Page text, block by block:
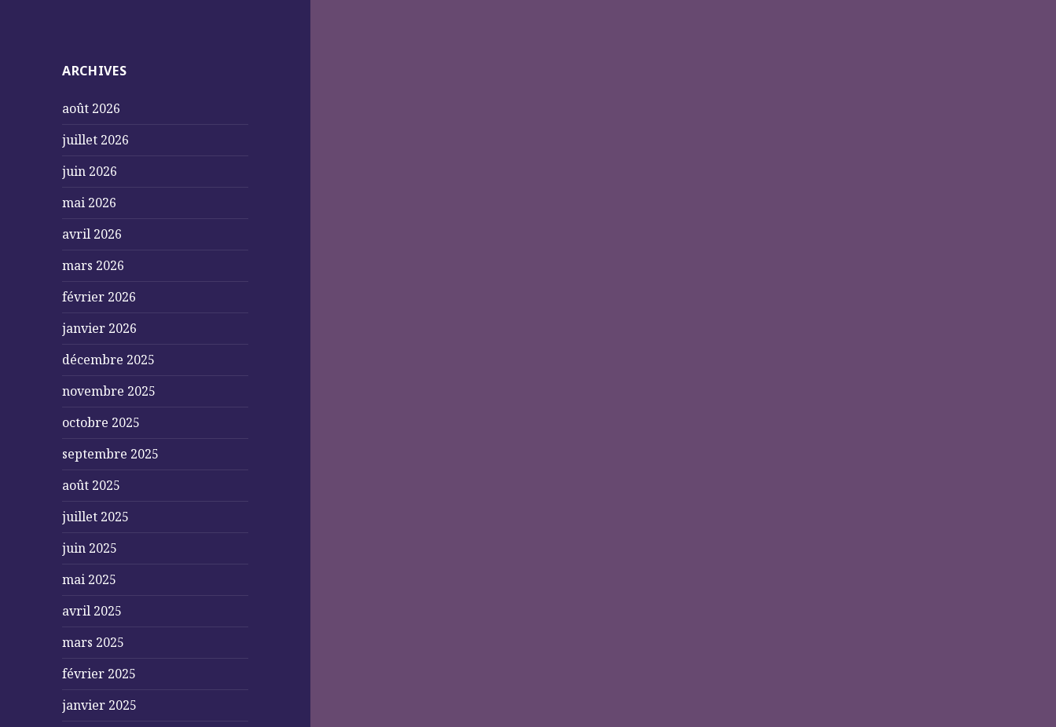
ARCHIVES
août 2026
juillet 2026
juin 2026
mai 2026
avril 2026
mars 2026
février 2026
janvier 2026
décembre 2025
novembre 2025
octobre 2025
septembre 2025
août 2025
juillet 2025
juin 2025
mai 2025
avril 2025
mars 2025
février 2025
janvier 2025